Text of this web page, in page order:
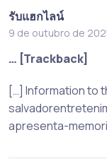
รับแฮกไลน์
9 de outubro de
… [Trackback]
[…] Information to
apresenta-